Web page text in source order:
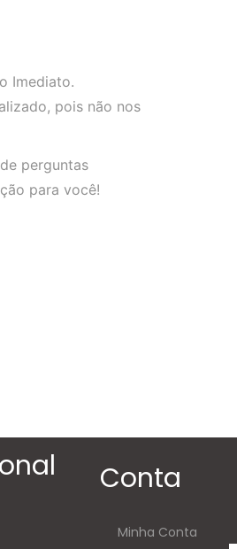
Imediato.
pois não nos
perguntas
para você!
Conta
Minha Conta